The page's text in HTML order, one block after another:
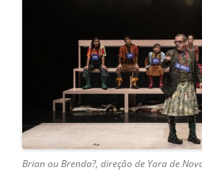
Brian ou Brenda?, direção de Yara de